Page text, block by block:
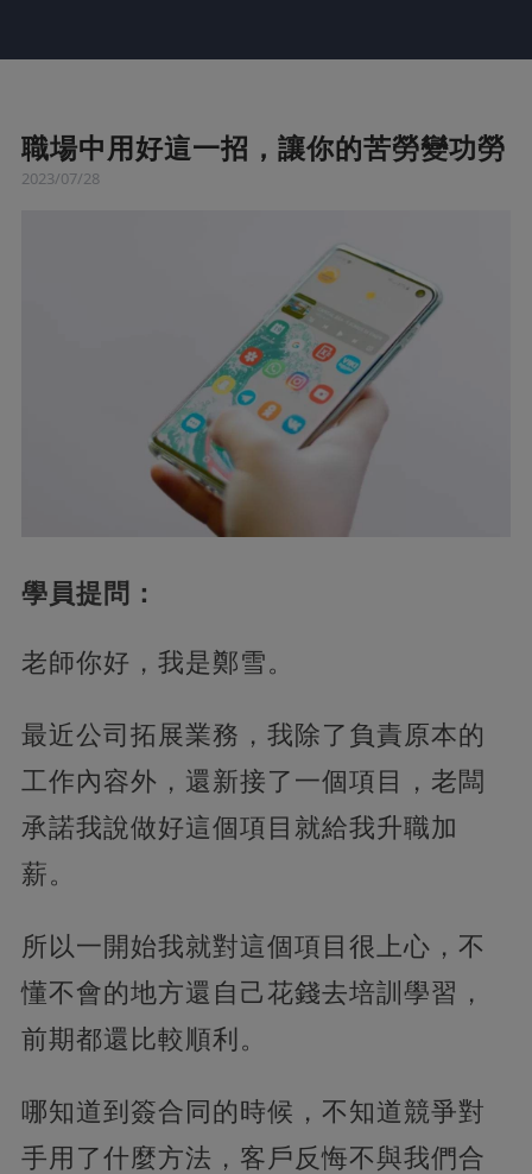
職場中用好這一招，讓你的苦勞變功勞
2023/07/28
學員提問：
老師你好，我是鄭雪。
最近公司拓展業務，我除了負責原本的
工作內容外，還新接了一個項目，老闆
承諾我說做好這個項目就給我升職加
薪。
所以一開始我就對這個項目很上心，不
懂不會的地方還自己花錢去培訓學習，
前期都還比較順利。
哪知道到簽合同的時候，不知道競爭對
手用了什麼方法，客戶反悔不與我們合